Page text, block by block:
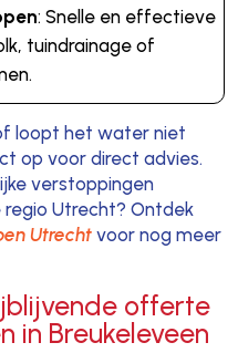
: Snelle en effectieve
tuindrainage of
loopt het water niet
op voor direct advies.
verstoppingen
Utrecht? Ontdek
Utrechtvoor nog meer
offerte
in Breukeleveen